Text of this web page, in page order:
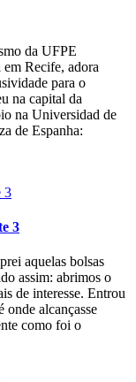
da UFPE
Recife, adora
para o
na capital da
na Universidad de
de Espanha:
3
aquelas bolsas
assim: abrimos o
de interesse. Entrou
onde alcançasse
como foi o